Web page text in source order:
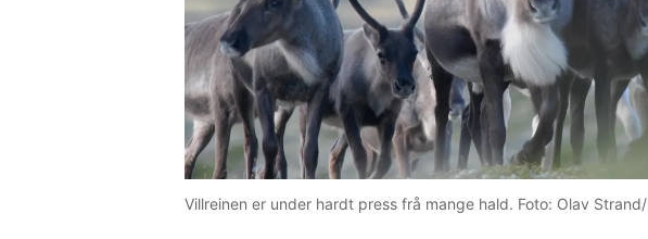
Villreinen er under hardt press frå mange hald. Foto: Olav